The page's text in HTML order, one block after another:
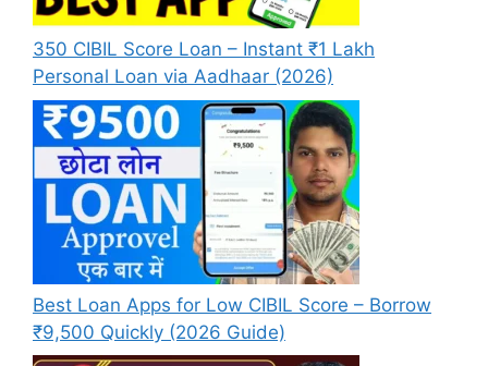
350 CIBIL Score Loan – Instant ₹1 Lakh
Personal Loan via Aadhaar (2026)
Best Loan Apps for Low CIBIL Score – Borrow
₹9,500 Quickly (2026 Guide)